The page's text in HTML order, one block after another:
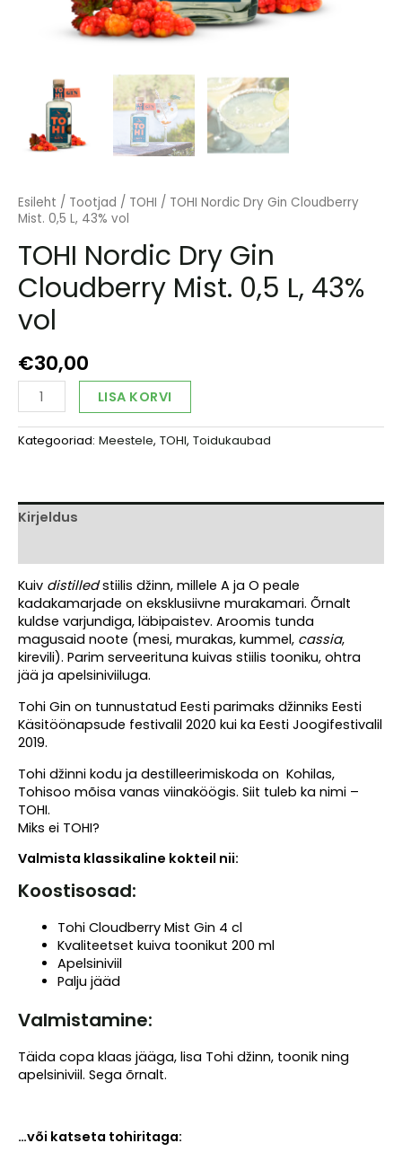
Esileht / Tootjad / TOHI / TOHI Nordic Dry Gin Cloudberry
Mist. 0,5 L, 43% vol
TOHI Nordic Dry Gin
Cloudberry Mist. 0,5 L, 43%
vol
€30,00
TOHI
Nordic
Dry
Gin
L,
kogus
LISA KORVI
Alternative:
Kategooriad: Meestele, TOHI, Toidukaubad
Kirjeldus
Kuiv distilledstiilis džinn, millele A ja O peale
kadakamarjade on eksklusiivne murakamari. Õrnalt
kuldse varjundiga, läbipaistev. Aroomis tunda
magusaid noote (mesi, murakas, kummel, cassia,
kirevili). Parim serveerituna kuivas stiilis tooniku, ohtra
jää ja apelsiniviiluga.
Tohi Gin on tunnustatud Eesti parimaks džinniks Eesti
Käsitöönapsude festivalil 2020 kui ka Eesti Joogifestivalil
2019.
Tohi džinni kodu ja destilleerimiskoda on Kohilas,
Tohisoo mõisa vanas viinaköögis. Siit tuleb ka nimi –
TOHI.
Miks ei TOHI?
Valmista klassikaline kokteil nii:
Koostisosad:
Tohi Cloudberry Mist Gin 4 cl
Kvaliteetset kuiva toonikut 200 ml
Apelsiniviil
Palju jääd
Valmistamine:
Täida copa klaas jääga, lisa Tohi džinn, toonik ning
apelsiniviil. Sega õrnalt.
…või katseta tohiritaga: